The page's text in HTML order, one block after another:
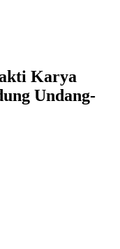
Karya
Undang-